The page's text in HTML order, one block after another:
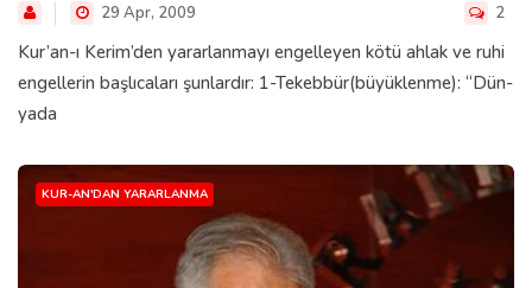
29 Apr, 2009 2
Kur’an-ı Kerim’den yararlanmayı engelleyen kötü ahlak ve ruhi
engellerin başlıcaları şunlardır: 1-Tekebbür(büyüklenme): “Dün­
ya­da
KUR-AN'DAN YARARLANMA